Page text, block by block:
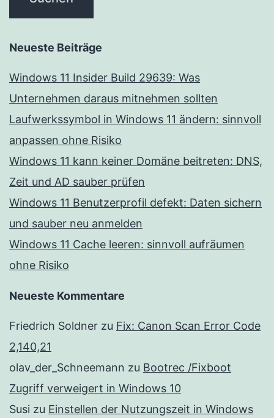
Neueste Beiträge
Windows 11 Insider Build 29639: Was
Unternehmen daraus mitnehmen sollten
Laufwerkssymbol in Windows 11 ändern: sinnvoll
anpassen ohne Risiko
Windows 11 kann keiner Domäne beitreten: DNS,
Zeit und AD sauber prüfen
Windows 11 Benutzerprofil defekt: Daten sichern
und sauber neu anmelden
Windows 11 Cache leeren: sinnvoll aufräumen
ohne Risiko
Neueste Kommentare
Friedrich Soldner zu Fix: Canon Scan Error Code
2,140,21
olav_der_Schneemann zu Bootrec /Fixboot
Zugriff verweigert in Windows 10
Susi zu Einstellen der Nutzungszeit in Windows